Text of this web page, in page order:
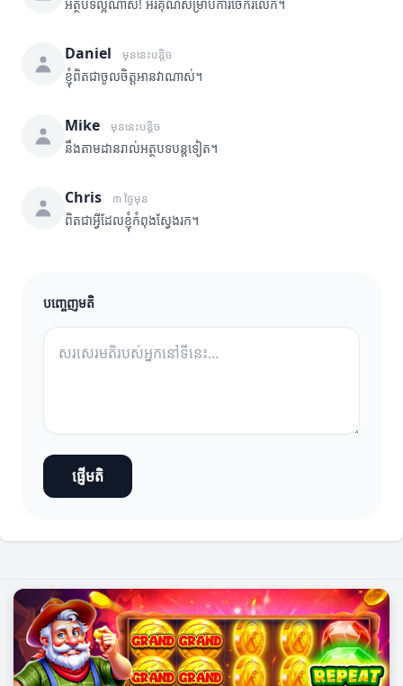
អត្ថបទល្អណាស់! អរគុណសម្រាប់ការចែករំលែក។
Daniel មុននេះបន្តិច
ខ្ញុំពិតជាចូលចិត្តអានវាណាស់។
Mike មុននេះបន្តិច
នឹងតាមដានរាល់អត្ថបទបន្តទៀត។
Chris ៣ ថ្ងៃមុន
ពិតជាអ្វីដែលខ្ញុំកំពុងស្វែងរក។
បញ្ចេញមតិ
ផ្ញើមតិ